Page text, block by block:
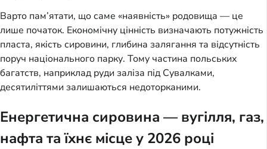
Варто пам’ятати, що саме «наявність» родовища — це
лише початок. Економічну цінність визначають потужність
пласта, якість сировини, глибина залягання та відсутність
поруч національного парку. Тому частина польських
багатств, наприклад руди заліза під Сувалками,
десятиліттями залишаються недоторканими.
Енергетична сировина — вугілля, газ,
нафта та їхнє місце у 2026 році